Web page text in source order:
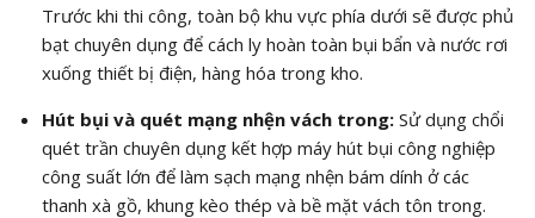
Trước khi thi công, toàn bộ khu vực phía dưới sẽ được phủ
bạt chuyên dụng để cách ly hoàn toàn bụi bẩn và nước rơi
xuống thiết bị điện, hàng hóa trong kho.
Hút bụi và quét mạng nhện vách trong:Sử dụng chổi
quét trần chuyên dụng kết hợp máy hút bụi công nghiệp
công suất lớn để làm sạch mạng nhện bám dính ở các
thanh xà gồ, khung kèo thép và bề mặt vách tôn trong.